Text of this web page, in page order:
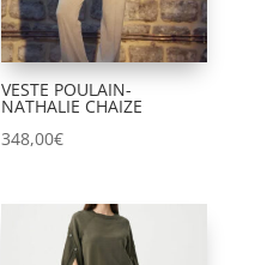
VESTE POULAIN-
NATHALIE CHAIZE
348,00€